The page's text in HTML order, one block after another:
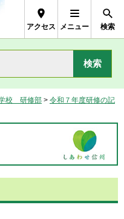
アクセス メニュー 検索
校 研修部 > 令和７年度研修の記